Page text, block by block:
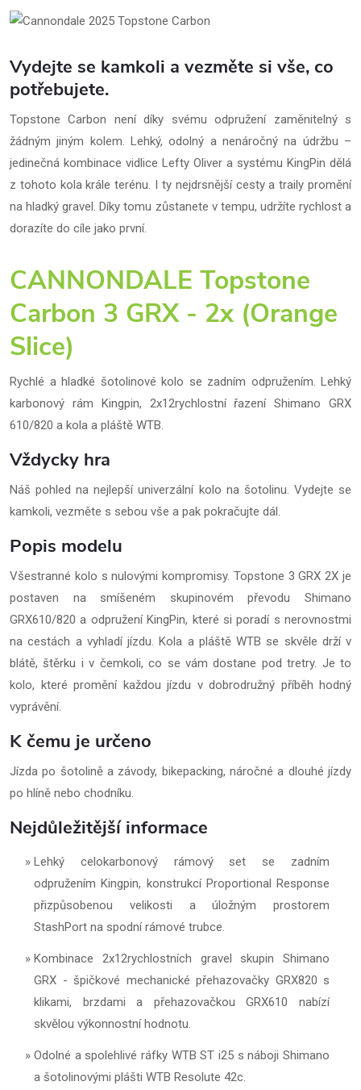
Vydejte se kamkoli a vezměte si vše, co
potřebujete.
Topstone Carbon není díky svému odpružení zaměnitelný s
žádným jiným kolem. Lehký, odolný a nenáročný na údržbu –
jedinečná kombinace vidlice Lefty Oliver a systému KingPin dělá
z tohoto kola krále terénu. I ty nejdrsnější cesty a traily promění
na hladký gravel. Díky tomu zůstanete v tempu, udržíte rychlost a
dorazíte do cíle jako první.
CANNONDALE Topstone
Carbon 3 GRX - 2x (Orange
Slice)
Rychlé a hladké šotolinové kolo se zadním odpružením. Lehký
karbonový rám Kingpin, 2x12rychlostní řazení Shimano GRX
610/820 a kola a pláště WTB.
Vždycky hra
Náš pohled na nejlepší univerzální kolo na šotolinu. Vydejte se
kamkoli, vezměte s sebou vše a pak pokračujte dál.
Popis modelu
Všestranné kolo s nulovými kompromisy. Topstone 3 GRX 2X je
postaven na smíšeném skupinovém převodu Shimano
GRX610/820 a odpružení KingPin, které si poradí s nerovnostmi
na cestách a vyhladí jízdu. Kola a pláště WTB se skvěle drží v
blátě, štěrku i v čemkoli, co se vám dostane pod tretry. Je to
kolo, které promění každou jízdu v dobrodružný příběh hodný
vyprávění.
K čemu je určeno
Jízda po šotolině a závody, bikepacking, náročné a dlouhé jízdy
po hlíně nebo chodníku.
Nejdůležitější informace
Lehký celokarbonový rámový set se zadním
odpružením Kingpin, konstrukcí Proportional Response
přizpůsobenou velikosti a úložným prostorem
StashPort na spodní rámové trubce.
Kombinace 2x12rychlostních gravel skupin Shimano
GRX - špičkové mechanické přehazovačky GRX820 s
klikami, brzdami a přehazovačkou GRX610 nabízí
skvělou výkonnostní hodnotu.
Odolné a spolehlivé ráfky WTB ST i25 s náboji Shimano
a šotolinovými plášti WTB Resolute 42c.